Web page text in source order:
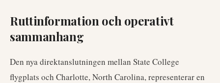
Ruttinformation och operativt
sammanhang
Den nya direktanslutningen mellan State College
flygplats och Charlotte, North Carolina, representerar en